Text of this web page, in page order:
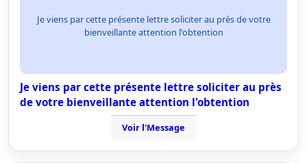
Je viens par cette présente lettre soliciter au près de votre
bienveillante attention l'obtention
Je viens par cette présente lettre soliciter au près
de votre bienveillante attention l'obtention
Voir l'Message